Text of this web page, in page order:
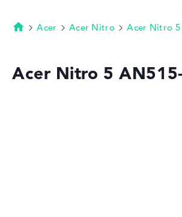
Technik & Wissen
Deals
Startseite
Acer Acer Nitro Acer Nitro 5
Acer Nitro 5